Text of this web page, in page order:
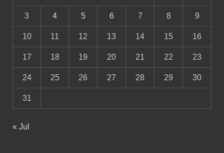
3 4 5 6 7 8 9
10 11 12 13 14 15 16
17 18 19 20 21 22 23
24 25 26 27 28 29 30
31
« Jul